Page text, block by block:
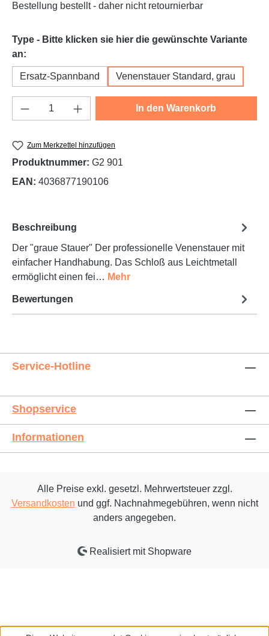
Bestellung bestellt - daher nicht retournierbar
Type - Bitte klicken sie hier die gewünschte Variante
an:
Ersatz-Spannband Venenstauer Standard, grau
Produkt Anzahl: Gib den gewünschten
In den Warenkorb
Zum Merkzettel hinzufügen
Produktnummer: G2 901
EAN: 4036877190106
Beschreibung
Der "graue Stauer" Der professionelle Venenstauer mit
einfacher Handhabung. Das Schloß aus Leichtmetall
ermöglicht einen fei… Mehr
Bewertungen
Service-Hotline
Shopservice
Informationen
Alle Preise exkl. gesetzl. Mehrwertsteuer zzgl.
Versandkosten und ggf. Nachnahmegebühren, wenn nicht
anders angegeben.
Realisiert mit Shopware